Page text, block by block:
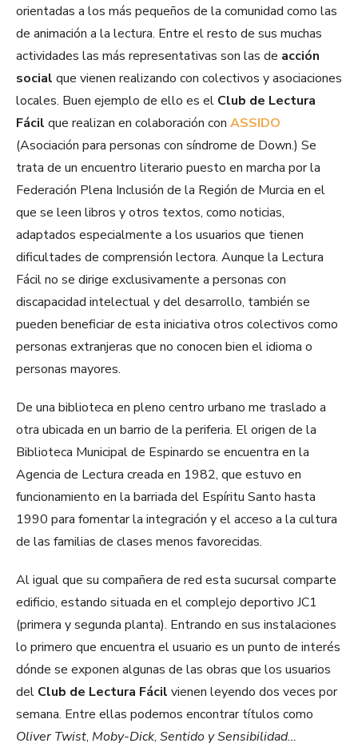
orientadas a los más pequeños de la comunidad como las
de animación a la lectura. Entre el resto de sus muchas
actividades las más representativas son las de acción
social que vienen realizando con colectivos y asociaciones
locales. Buen ejemplo de ello es el Club de Lectura
Fácil que realizan en colaboración con ASSIDO
(Asociación para personas con síndrome de Down.) Se
trata de un encuentro literario puesto en marcha por la
Federación Plena Inclusión de la Región de Murcia en el
que se leen libros y otros textos, como noticias,
adaptados especialmente a los usuarios que tienen
dificultades de comprensión lectora. Aunque la Lectura
Fácil no se dirige exclusivamente a personas con
discapacidad intelectual y del desarrollo, también se
pueden beneficiar de esta iniciativa otros colectivos como
personas extranjeras que no conocen bien el idioma o
personas mayores.
De una biblioteca en pleno centro urbano me traslado a
otra ubicada en un barrio de la periferia. El origen de la
Biblioteca Municipal de Espinardo se encuentra en la
Agencia de Lectura creada en 1982, que estuvo en
funcionamiento en la barriada del Espíritu Santo hasta
1990 para fomentar la integración y el acceso a la cultura
de las familias de clases menos favorecidas.
Al igual que su compañera de red esta sucursal comparte
edificio, estando situada en el complejo deportivo JC1
(primera y segunda planta). Entrando en sus instalaciones
lo primero que encuentra el usuario es un punto de interés
dónde se exponen algunas de las obras que los usuarios
del Club de Lectura Fácil vienen leyendo dos veces por
semana. Entre ellas podemos encontrar títulos como
Oliver Twist, Moby-Dick, Sentido y Sensibilidad…